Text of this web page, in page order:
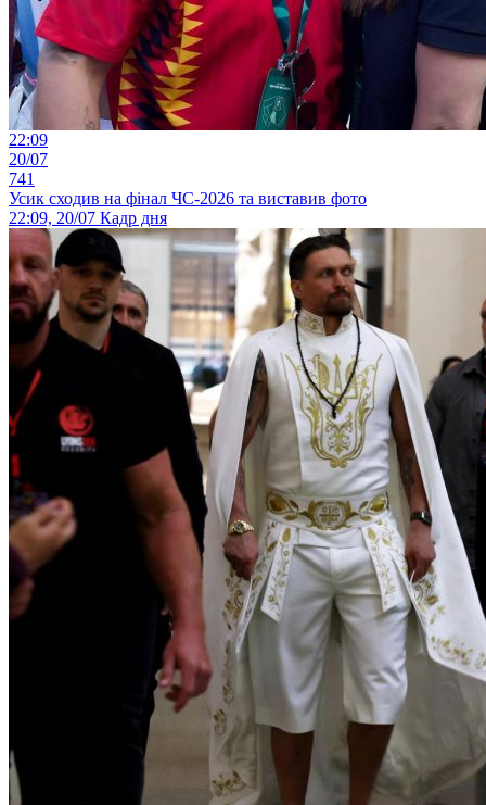
22:09
20/07
741
Усик сходив на фінал ЧС-2026 та виставив фото
22:09, 20/07 Кадр дня